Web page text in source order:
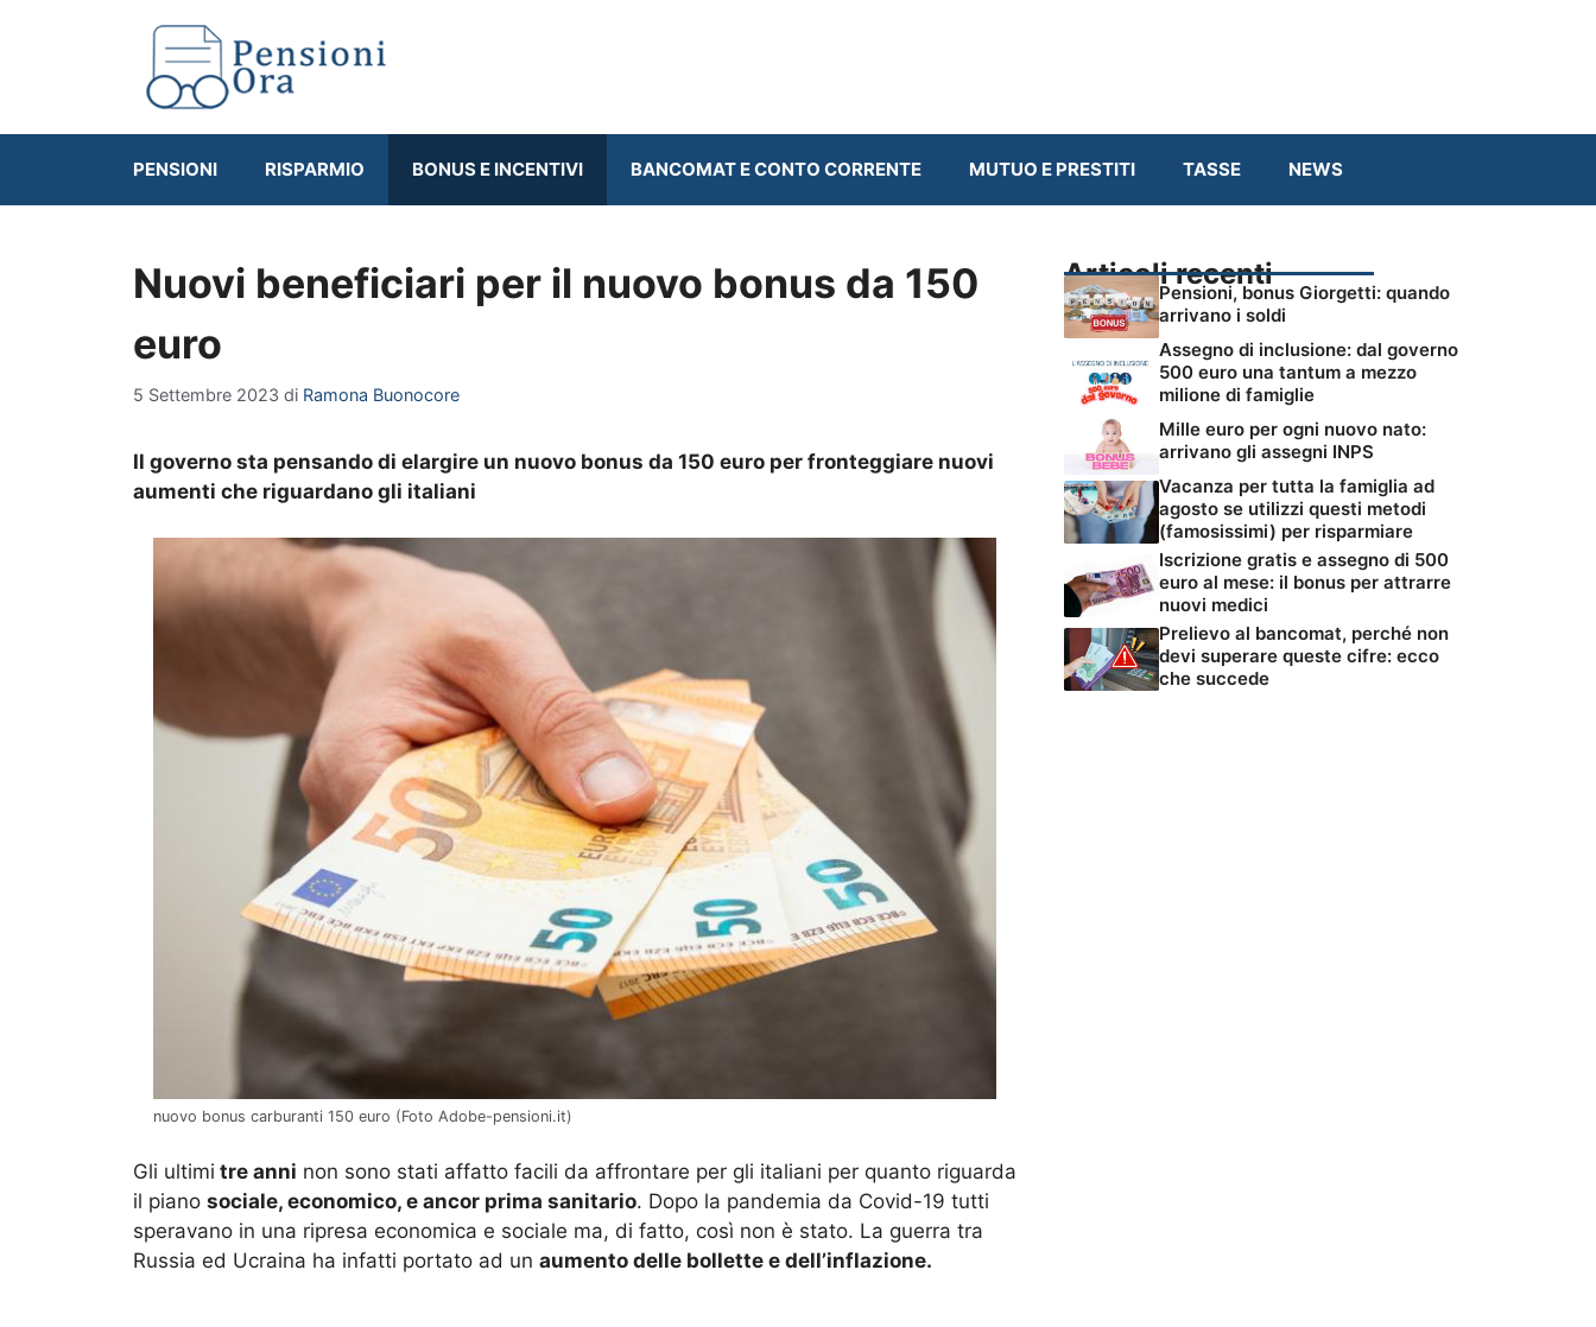
PENSIONI RISPARMIO BONUS E INCENTIVI BANCOMAT E CONTO CORRENTE MUTUO E PRESTITI TASSE NEWS
Nuovi beneficiari per il nuovo bonus da 150
euro
5 Settembre 2023 di Ramona Buonocore
Il governo sta pensando di elargire un nuovo bonus da 150 euro per fronteggiare nuovi
aumenti che riguardano gli italiani
nuovo bonus carburanti 150 euro (Foto Adobe-pensioni.it)
Gli ultimi tre anni non sono stati affatto facili da affrontare per gli italiani per quanto riguarda
il piano sociale, economico, e ancor prima sanitario. Dopo la pandemia da Covid-19 tutti
speravano in una ripresa economica e sociale ma, di fatto, così non è stato. La guerra tra
Russia ed Ucraina ha infatti portato ad un aumento delle bollette e dell’inflazione.
Articoli recenti
Pensioni, bonus Giorgetti: quando
arrivano i soldi
Assegno di inclusione: dal governo
500 euro una tantum a mezzo
milione di famiglie
Mille euro per ogni nuovo nato:
arrivano gli assegni INPS
Vacanza per tutta la famiglia ad
agosto se utilizzi questi metodi
(famosissimi) per risparmiare
Iscrizione gratis e assegno di 500
euro al mese: il bonus per attrarre
nuovi medici
Prelievo al bancomat, perché non
devi superare queste cifre: ecco
che succede